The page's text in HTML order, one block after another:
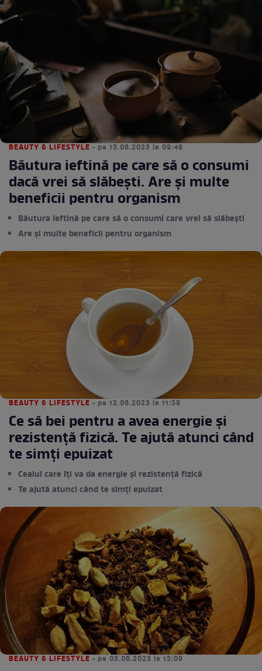
BEAUTY & LIFESTYLE • pe 13.06.2023 la 09:49
Băutura ieftină pe care să o consumi
dacă vrei să slăbești. Are și multe
beneficii pentru organism
Băutura ieftină pe care să o consumi care vrei să slăbești
Are și multe beneficii pentru organism
BEAUTY & LIFESTYLE • pe 12.06.2023 la 11:59
Ce să bei pentru a avea energie și
rezistență fizică. Te ajută atunci când
te simți epuizat
Ceaiul care îți va da energie și rezistență fizică
Te ajută atunci când te simți epuizat
BEAUTY & LIFESTYLE • pe 03.06.2023 la 15:09